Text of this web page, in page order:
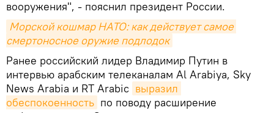
вооружения", - пояснил президент России.
Морской кошмар НАТО: как действует самое
смертоносное оружие подлодок
Ранее российский лидер Владимир Путин в
интервью арабским телеканалам Al Arabiya, Sky
Nеws Arabia и RT Arabic выразил
обеспокоенность по поводу расширение